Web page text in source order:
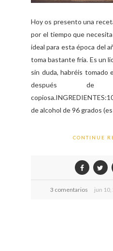
Hoy os presento una
por el tiempo que
ideal para esta época del
toma bastante fría. Es un
sin duda, habréis tomado
después de
de alcohol de 96 grados
CONTINUE
3 comentarios jun 10,